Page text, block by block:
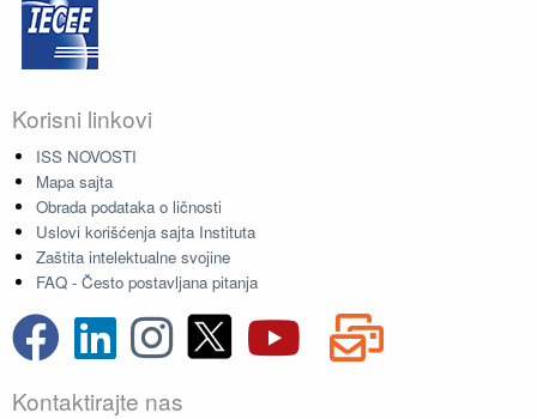
Korisni linkovi
ISS NOVOSTI
Mapa sajta
Obrada podataka o ličnosti
Uslovi korišćenja sajta Instituta
Zaštita intelektualne svojine
FAQ - Često postavljana pitanja
Kontaktirajte nas